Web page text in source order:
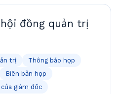
đồng quản trị
trị
Thông báo họp
Biên bản họp
giám đốc